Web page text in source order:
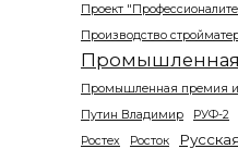
Проект
Производство
Промышленная
Промышленная премия
Путин Владимир
РУФ-2
Ростех
Росток